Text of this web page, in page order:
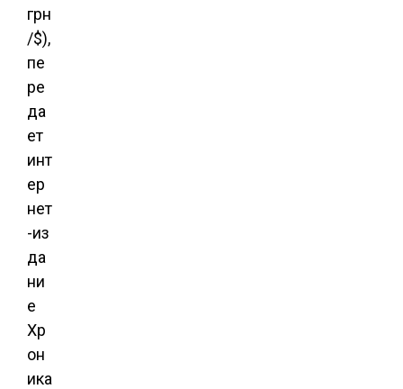
грн
/$),
пе
ре
да
ет
инт
ер
нет
-из
да
ни
е
Хр
он
ика